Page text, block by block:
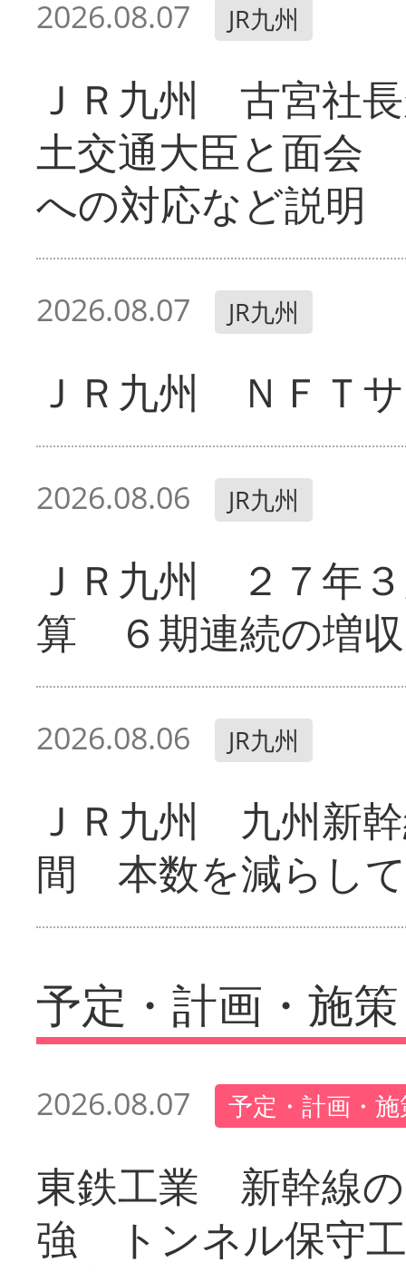
2026.08.07 JR九州
ＪＲ九州 古宮社
土交通大臣と面会
への対応など説明
2026.08.07 JR九州
ＪＲ九州 ＮＦＴ
2026.08.06 JR九州
ＪＲ九州 ２７年
算 ６期連続の増収
2026.08.06 JR九州
ＪＲ九州 九州新
間 本数を減らし
予定・計画・施策
2026.08.07 予定・計画・
東鉄工業 新幹線
強 トンネル保守